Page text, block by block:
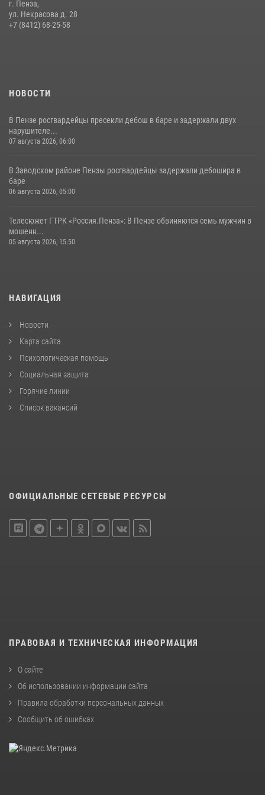
Начальник Управления Росгвардии по Пензенской области Павел
Пучков посетил 55-й Всероссийский Лермонтовский праздник
г. Пенза,
ул. Некрасова д. 28
+7 (8412) 68-25-58
НОВОСТИ
В Пензе росгвардейцы пресекли дебош в баре и задержали двух
нарушителе...
07 августа 2026, 06:00
В Заводском районе Пензы росгвардейцы задержали дебошира в
баре
06 августа 2026, 05:00
Телесюжет ГТРК «Россия.Пенза»: В Пензе обвиняются семь мужчин в
мошенн...
05 августа 2026, 15:50
НАВИГАЦИЯ
Новости
Карта сайта
Психологическая помощь
Социальная защита
Горячие линии
Список вакансий
ОФИЦИАЛЬНЫЕ СЕТЕВЫЕ РЕСУРСЫ
ПРАВОВАЯ И ТЕХНИЧЕСКАЯ ИНФОРМАЦИЯ
О сайте
Об использовании информации сайта
Правила обработки персональных данных
Сообщить об ошибках